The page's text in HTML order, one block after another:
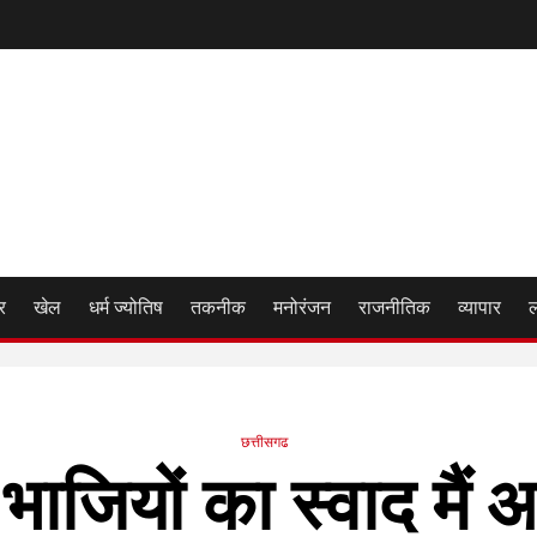
खेल धर्म ज्योतिष तकनीक मनोरंजन राजनीतिक व्यापार
छत्तीसगढ
का स्वाद